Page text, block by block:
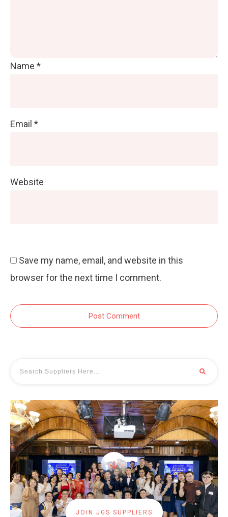
Name *
Email *
Website
Save my name, email, and website in this
browser for the next time I comment.
Post Comment
JOIN JGS SUPPLIERS